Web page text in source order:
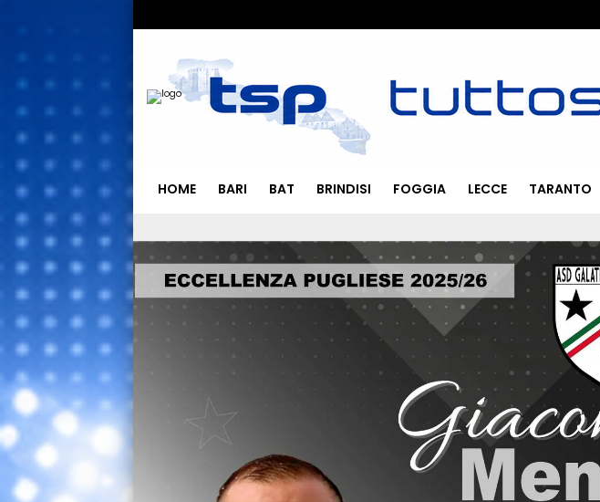
HOME BARI BAT BRINDISI FOGGIA LECCE TARANTO